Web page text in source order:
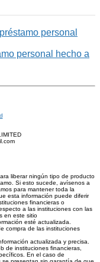
personal
personal hecho a
liberar ningún tipo de producto
Si esto sucede, avísenos a
para mantener toda la
esta información puede diferir
financieras o
a las instituciones con las
en este sitio
esté actualizada.
compra de las instituciones
actualizada y precisa.
de instituciones financieras,
En el caso de